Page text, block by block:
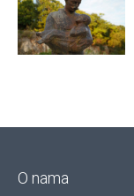
O nama